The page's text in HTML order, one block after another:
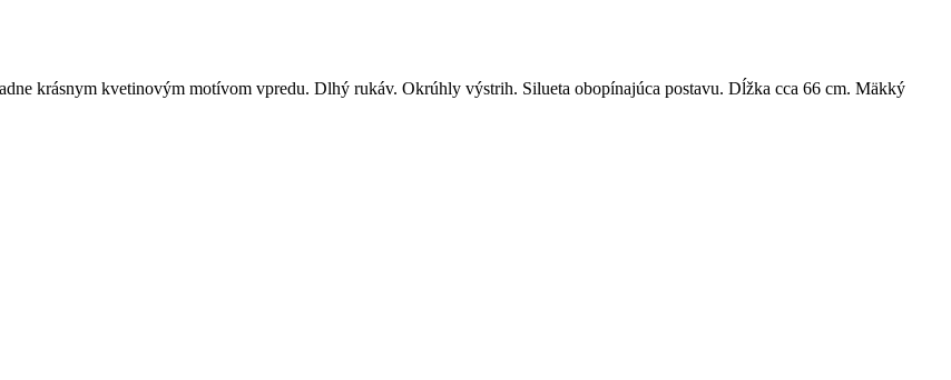
krásnym kvetinovým motívom vpredu. Dlhý rukáv. Okrúhly výstrih. Silueta obopínajúca postavu. Dĺžka cca 66 cm. Mäkký